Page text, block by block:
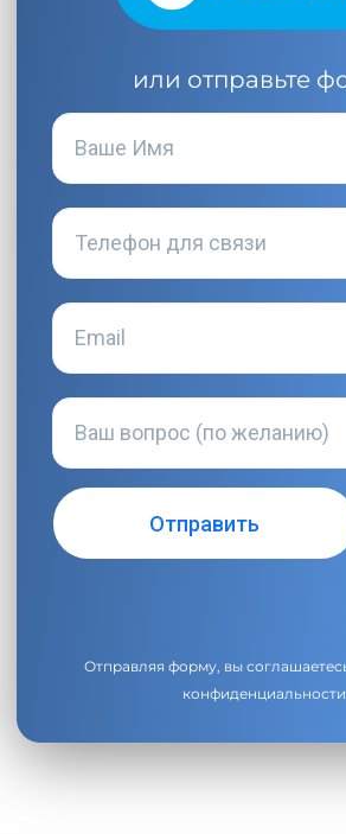
или отправьте
Отправляя форму, вы
конфиденциальности